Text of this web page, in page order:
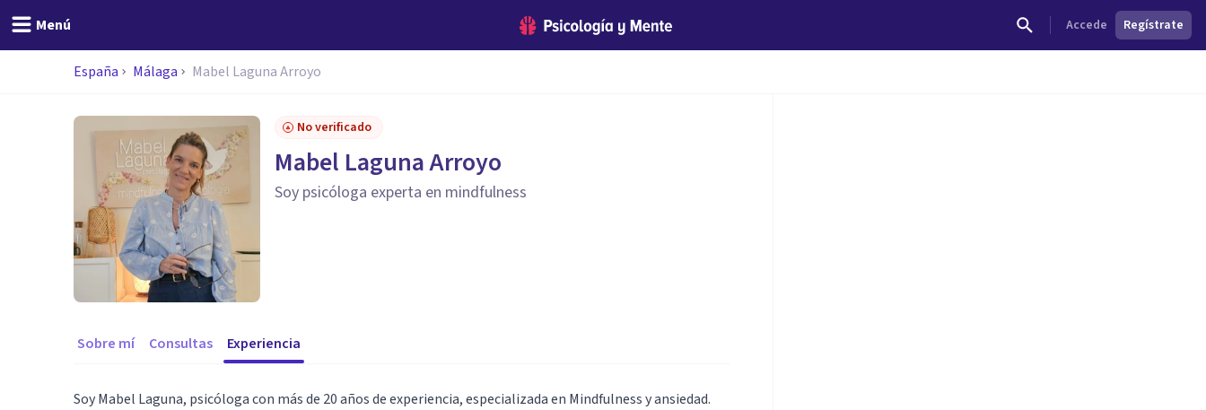
Menú Accede Regístrate
España Málaga Mabel Laguna Arroyo
No verificado
Mabel Laguna Arroyo
Soy psicóloga experta en mindfulness
Sobre mí Consultas Experiencia
Soy Mabel Laguna, psicóloga con más de 20 años de experiencia, especializada en Mindfulness y ansiedad.